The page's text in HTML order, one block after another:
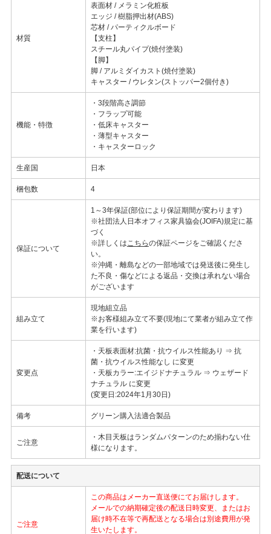
材質
表面材 / メラミン化粧板
エッジ / 樹脂押出材(ABS)
芯材 / パーティクルボード
【支柱】
スチール丸パイプ(焼付塗装)
【脚】
脚 / アルミダイカスト(焼付塗装)
キャスター / ウレタン(ストッパー2個付き)
機能・特徴
・3段階高さ調節
・フラップ可能
・低床キャスター
・薄型キャスター
・キャスターロック
生産国 日本
梱包数 4
保証について
1～3年保証(部位により保証期間が変わります)
※社団法人日本オフィス家具協会(JOIFA)規定に基
づく
※詳しくはこちらの保証ページをご確認くださ
い。
※沖縄・離島などの一部地域では発送後に発生し
た不良・傷などによる返品・交換は承れない場合
がございます
組み立て
現地組立品
※お客様組み立て不要(現地にて業者が組み立て作
業を行います)
変更点
・天板表面材:抗菌・抗ウイルス性能あり ⇒ 抗
菌・抗ウイルス性能なし に変更
・天板カラー:エイジドナチュラル ⇒ ウェザード
ナチュラル に変更
(変更日:2024年1月30日)
備考 グリーン購入法適合製品
ご注意
・木目天板はランダムパターンのため揃わない仕
様になります。
配送について
ご注意
この商品はメーカー直送便にてお届けします。
メールでの納期確定後の配送日時変更、またはお
届け時不在等で再配送となる場合は別途費用が発
生いたします。